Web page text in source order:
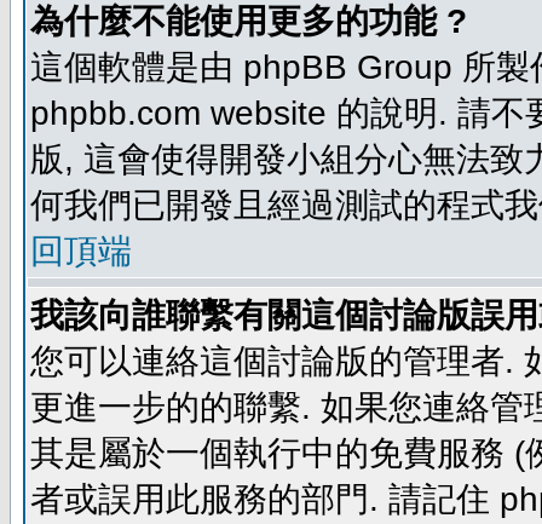
為什麼不能使用更多的功能 ?
這個軟體是由 phpBB Group 所
phpbb.com website 的說明. 請
版, 這會使得開發小組分心無法
何我們已開發且經過測試的程式
回頂端
我該向誰聯繫有關這個討論版誤
您可以連絡這個討論版的管理者.
更進一步的的聯繫. 如果您連絡
其是屬於一個執行中的免費服務
者或誤用此服務的部門. 請記住